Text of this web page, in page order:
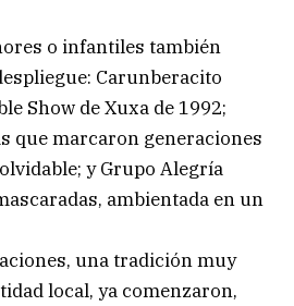
o infantiles también
Carunberacito
Show de Xuxa de 1992;
que marcaron generaciones
y Grupo Alegría
ambientada en un
una tradición muy
local, ya comenzaron,